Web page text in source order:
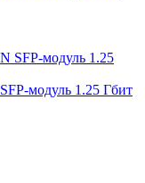
SFP-модуль 1.25 Гбит